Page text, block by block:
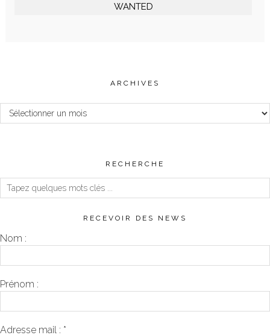
WANTED
ARCHIVES
Archives
RECHERCHE
RECEVOIR DES NEWS
Nom :
Prénom :
Adresse mail : *